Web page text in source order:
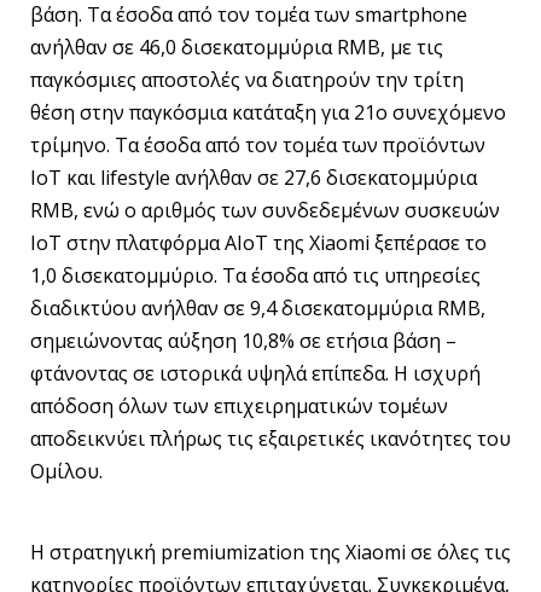
βάση. Τα έσοδα από τον τομέα των smartphone
ανήλθαν σε 46,0 δισεκατομμύρια RMB, με τις
παγκόσμιες αποστολές να διατηρούν την τρίτη
θέση στην παγκόσμια κατάταξη για 21ο συνεχόμενο
τρίμηνο. Τα έσοδα από τον τομέα των προϊόντων
IoT και lifestyle ανήλθαν σε 27,6 δισεκατομμύρια
RMB, ενώ ο αριθμός των συνδεδεμένων συσκευών
IoT στην πλατφόρμα AIoT της Xiaomi ξεπέρασε το
1,0 δισεκατομμύριο. Τα έσοδα από τις υπηρεσίες
διαδικτύου ανήλθαν σε 9,4 δισεκατομμύρια RMB,
σημειώνοντας αύξηση 10,8% σε ετήσια βάση –
φτάνοντας σε ιστορικά υψηλά επίπεδα. Η ισχυρή
απόδοση όλων των επιχειρηματικών τομέων
αποδεικνύει πλήρως τις εξαιρετικές ικανότητες του
Ομίλου.
Η στρατηγική premiumization της Xiaomi σε όλες τις
κατηγορίες προϊόντων επιταχύνεται. Συγκεκριμένα,